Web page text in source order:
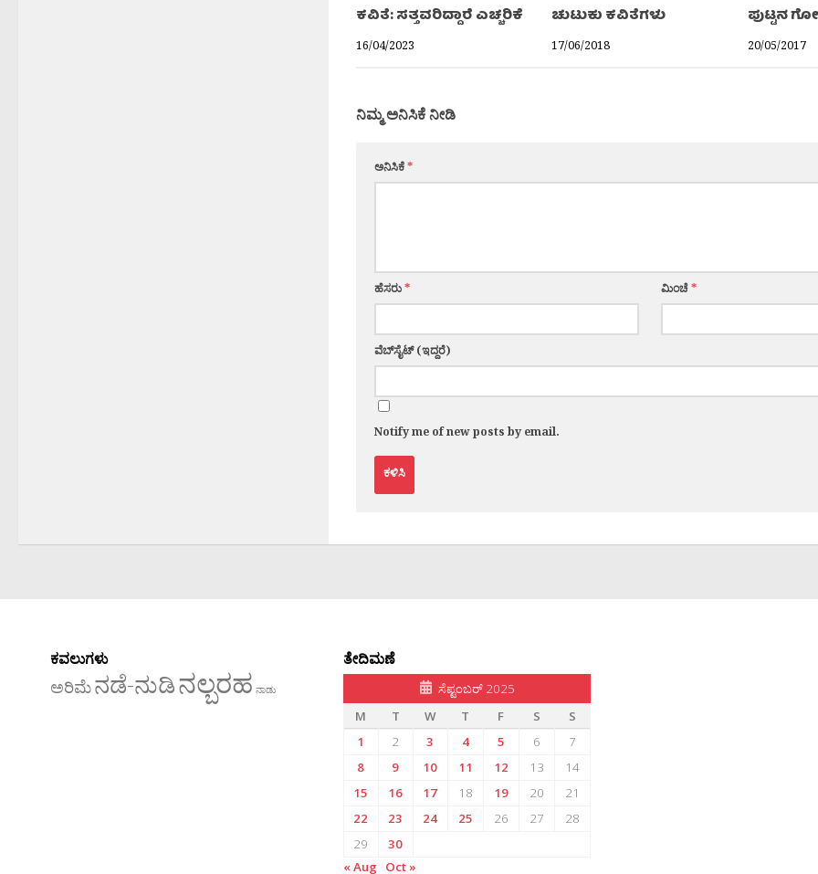
ಕವಿತೆ: ಸತ್ತವರಿದ್ದಾರೆ ಎಚ್ಚರಿಕೆ
16/04/2023
ಚುಟುಕು ಕವಿತೆಗಳು
17/06/2018
ಪುಟ್ಟನ
20/05/2017
ನಿಮ್ಮ ಅನಿಸಿಕೆ ನೀಡಿ
ಅನಿಸಿಕೆ*
ಹೆಸರು* ಮಿಂಚೆ*
ವೆಬ್‌ಸೈಟ್ (ಇದ್ದರೆ)
Notify me of new posts by email.
ಕವಲುಗಳು
ಅರಿಮೆನಡೆ-ನುಡಿನಲ್ಬರಹ ನಾಡು
ತೇದಿಮಣೆ
ಸೆಪ್ಟಂಬರ್ 2025
M
T W T F S
S
1
2 3 4 5 6
7
8
9 10 11 12 13
14
15
16 17 18 19 20
21
22
23 24 25 26 27
28
29
30
« Aug
Oct »